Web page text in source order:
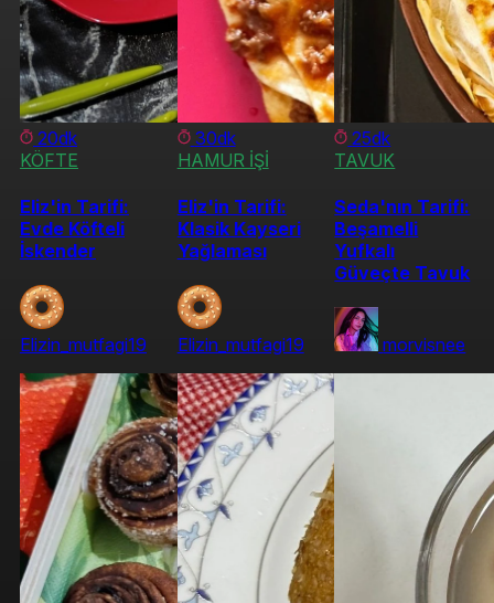
20dk
KÖFTE
Eliz'in Tarifi:
Evde Köfteli
İskender
Elizin_mutfagi19
30dk
HAMUR İŞİ
Eliz'in Tarifi:
Klasik Kayseri
Yağlaması
Elizin_mutfagi19
25dk
TAVUK
Seda'nın Tarifi:
Beşamelli
Yufkalı
Güveçte Tavuk
morvisnee